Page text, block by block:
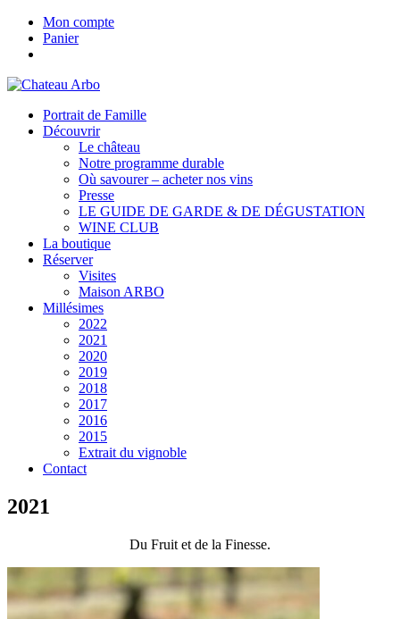
Mon compte
Panier
Portrait de Famille
Découvrir
Le château
Notre programme durable
Où savourer – acheter nos vins
Presse
LE GUIDE DE GARDE & DE DÉGUSTATION
WINE CLUB
La boutique
Réserver
Visites
Maison ARBO
Millésimes
2022
2021
2020
2019
2018
2017
2016
2015
Extrait du vignoble
Contact
2021
Du Fruit et de la Finesse.